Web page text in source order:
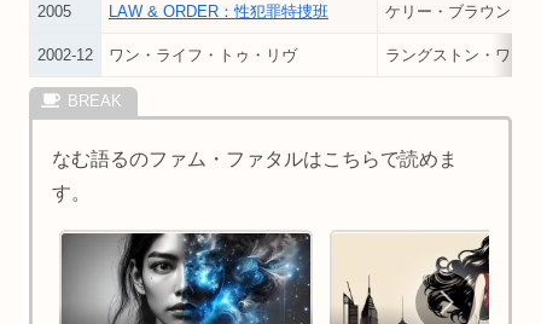
2005 LAW & ORDER：性犯罪特捜班 ケリー・ブラウン
2002-12 ワン・ライフ・トゥ・リヴ ラングストン・ワイ
なむ語るのファム・ファタルはこちらで読めま
す。